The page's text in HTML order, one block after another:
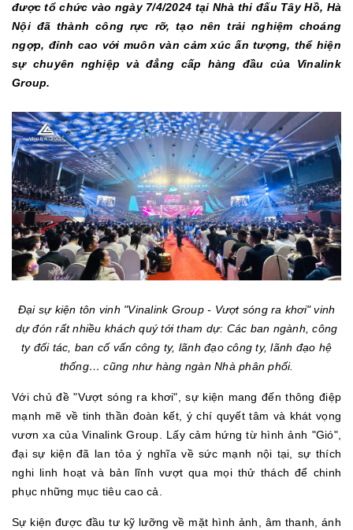
được tổ chức vào ngày 7/4/2024 tại Nhà thi đấu Tây Hồ, Hà
Nội đã thành công rực rỡ, tạo nên trải nghiệm choáng
ngợp, đỉnh cao với muôn vàn cảm xúc ấn tượng, thể hiện
sự chuyên nghiệp và đẳng cấp hàng đầu của Vinalink
Group.
Đại sự kiện tôn vinh "Vinalink Group - Vượt sóng ra khơi" vinh
dự đón rất nhiều khách quý tới tham dự: Các ban ngành, công
ty đối tác, ban cố vấn công ty, lãnh đạo công ty, lãnh đạo hệ
thống… cũng như hàng ngàn Nhà phân phối.
Với chủ đề "Vượt sóng ra khơi", sự kiện mang đến thông điệp
mạnh mẽ về tinh thần đoàn kết, ý chí quyết tâm và khát vọng
vươn xa của Vinalink Group. Lấy cảm hứng từ hình ảnh "Gió",
đại sự kiện đã lan tỏa ý nghĩa về sức mạnh nội tại, sự thích
nghi linh hoạt và bản lĩnh vượt qua mọi thử thách để chinh
phục những mục tiêu cao cả.
Sự kiện được đầu tư kỹ lưỡng về mặt hình ảnh, âm thanh, ánh